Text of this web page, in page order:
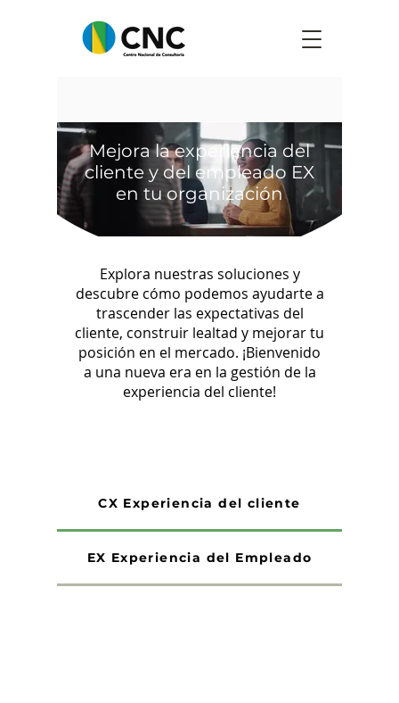
Mejora la experiencia del
cliente y del empleado EX
en tu organización
Explora nuestras soluciones y
descubre cómo podemos ayudarte a
trascender las expectativas del
cliente, construir lealtad y mejorar tu
posición en el mercado. ¡Bienvenido
a una nueva era en la gestión de la
experiencia del cliente!
CX Experiencia del cliente
EX Experiencia del Empleado